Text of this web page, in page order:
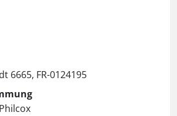
6665, FR-0124195